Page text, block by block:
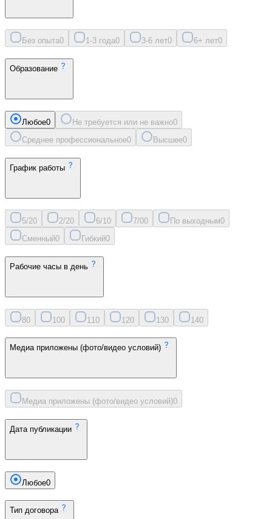
Без опыта0 1-3 года0 3-6 лет0 6+ лет0
Образование
Любое0 Не требуется или не важно0
Среднее профессиональное0 Высшее0
График работы
5/20 2/20 6/10 7/00 По выходным0
Сменный0 Гибкий0
Рабочие часы в день
80 100 11 0 120 130 140
Медиа приложены (фото/видео условий)
Медиа приложены (фото/видео условий)0
Дата публикации
Любое0
Тип договора